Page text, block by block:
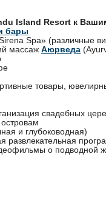
Island Resort к
бары
Spa» (различные
массаж Аюрведа
товары,
свадебных
и глубоководная)
развлекательная
о подводной